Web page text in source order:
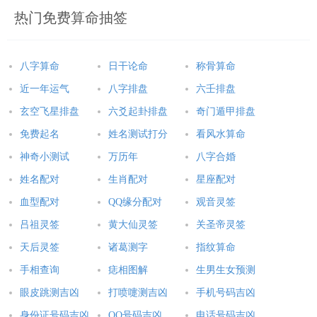
属虎人2025年全年运势详解 属兔人2025年全年运势详解
属马人2025年全年运势详解 属羊人2025年全年运势详解
本文： 属蛇人和属马人的姻缘好吗,属蛇人和属马人姻缘怎么样
热门免费算命抽签
八字算命 日干论命 称骨算命
近一年运气 八字排盘 六壬排盘
玄空飞星排盘 六爻起卦排盘 奇门遁甲排盘
免费起名 姓名测试打分 看风水算命
神奇小测试 万历年 八字合婚
姓名配对 生肖配对 星座配对
血型配对 QQ缘分配对 观音灵签
吕祖灵签 黄大仙灵签 关圣帝灵签
天后灵签 诸葛测字 指纹算命
手相查询 痣相图解 生男生女预测
眼皮跳测吉凶 打喷嚏测吉凶 手机号码吉凶